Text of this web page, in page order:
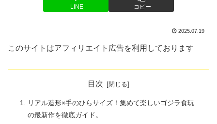
LINE コピー
2025.07.19
このサイトはアフィリエイト広告を利用しております
目次
リアル造形×手のひらサイズ！集めて楽しいゴジラ食玩
の最新作を徹底ガイド。